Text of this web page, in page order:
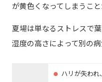
が黄色くなってしまうこと
夏場は単なるストレスで
湿度の高さによって別の
ハリが失わ